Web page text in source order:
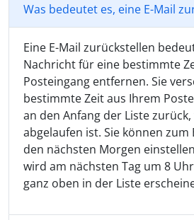
Was bedeutet es, eine E-Mail
Eine E-Mail zurückstellen
Nachricht für eine bestimmte
Posteingang entfernen. Sie
bestimmte Zeit aus Ihrem
an den Anfang der Liste
abgelaufen ist. Sie können zum
den nächsten Morgen
wird am nächsten Tag um 8
ganz oben in der Liste